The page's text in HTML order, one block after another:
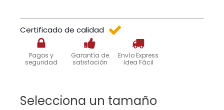
Certificado de calidad
Pagos y
seguridad
Garantía de
satisfación
Envío Express
Idea Fácil
Selecciona un tamaño